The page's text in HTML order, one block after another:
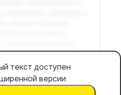
текст доступен
версии